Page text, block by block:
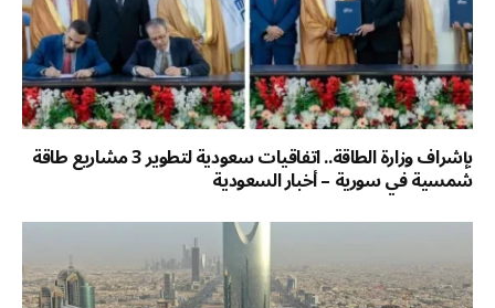
بإشراف وزارة الطاقة.. اتفاقيات سعودية لتطوير 3 مشاريع طاقة
شمسية في سورية – أخبار السعودية